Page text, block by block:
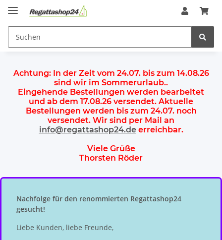
Achtung: In der Zeit vom 24.07. bis zum 14.08.26
sind wir im Sommerurlaub..
Eingehende Bestellungen werden bearbeitet
und ab dem 17.08.26 versendet. Aktuelle
Bestellungen werden bis zum 24.07.noch
versendet. Wir sind per Mail an
info@regattashop24.deerreichbar.
Viele Grüße
Thorsten Röder
Nachfolge für den renommierten Regattashop24
gesucht!
Liebe Kunden, liebe Freunde,